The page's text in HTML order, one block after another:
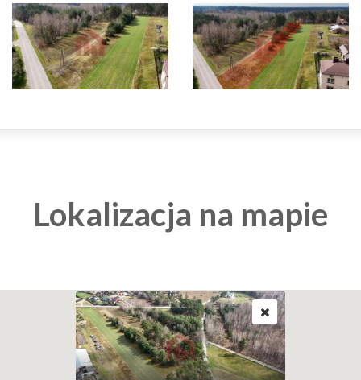
Lokalizacja na mapie